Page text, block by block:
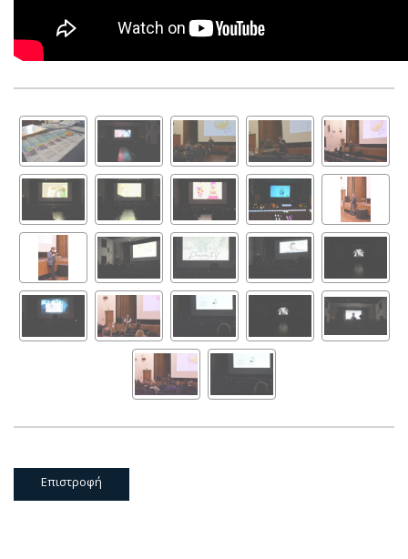
Επιστροφή